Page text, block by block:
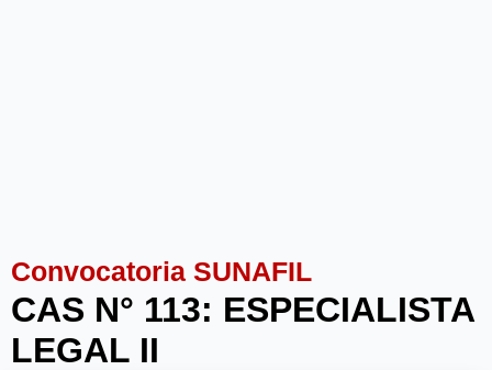
Convocatoria SUNAFIL
CAS N° 113: ESPECIALISTA
LEGAL II